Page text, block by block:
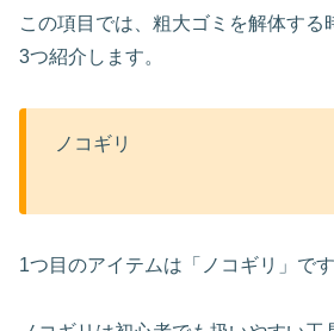
この項目では、粗大ゴミを解体する
3つ紹介します。
ノコギリ
1つ目のアイテムは「ノコギリ」です